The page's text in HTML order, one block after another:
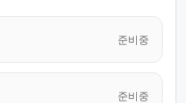
준비중
준비중